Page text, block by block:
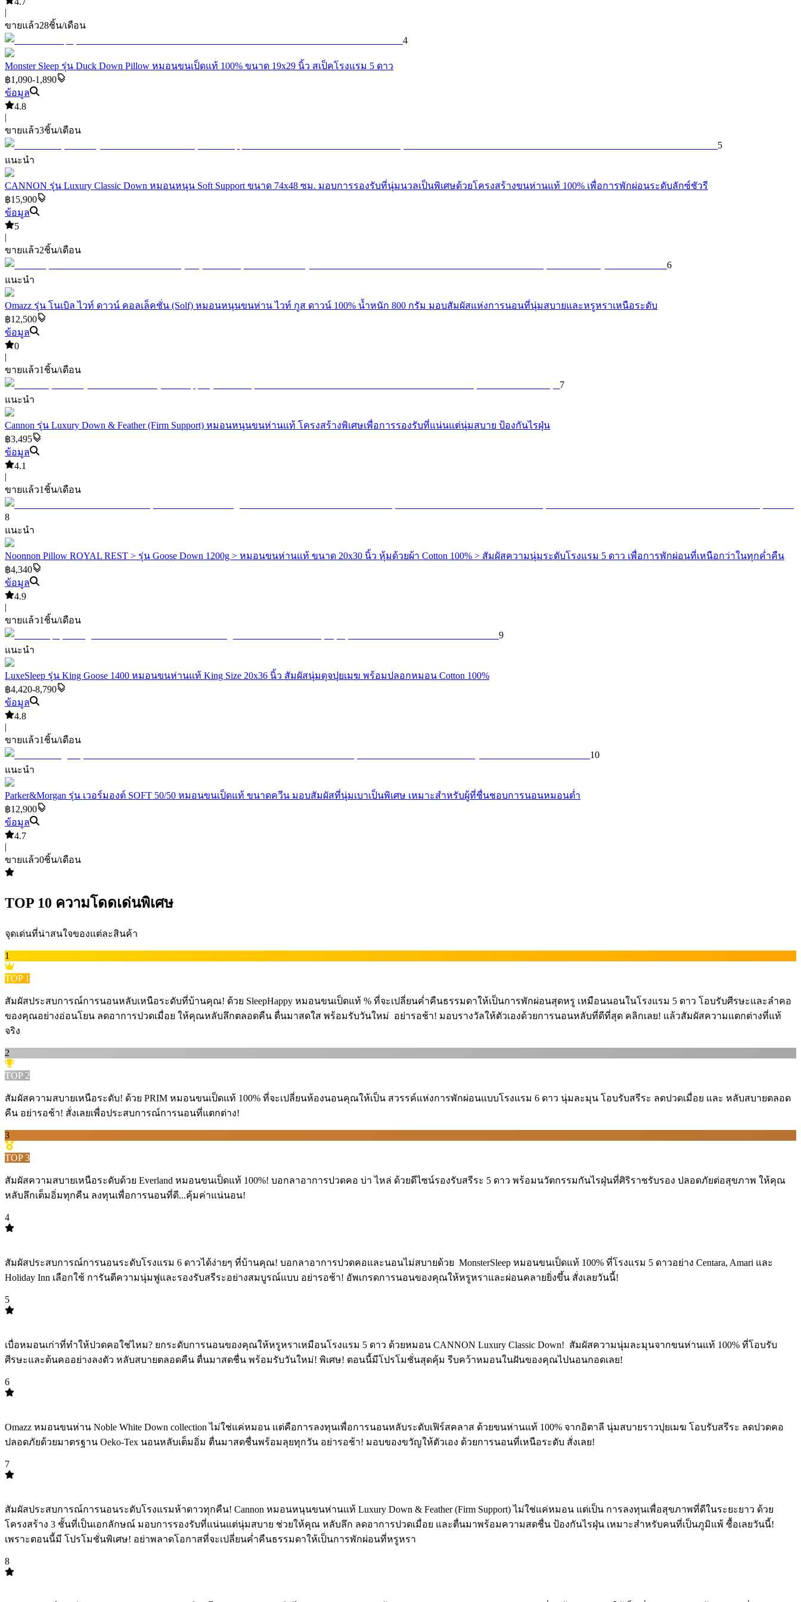
|
ขายแล้ว28ชิ้น/เดือน
4
Monster Sleep รุ่น Duck Down Pillow หมอนขนเป็ดแท้ 100% ขนาด 19x29 นิ้ว สเป็คโรงแรม 5 ดาว
฿1,090-1,890
ข้อมูล
4.8
|
ขายแล้ว3ชิ้น/เดือน
5
แนะนำ
CANNON รุ่น Luxury Classic Down หมอนหนุน Soft Support ขนาด 74x48 ซม. มอบการรองรับที่นุ่มนวลเป็นพิเศษด้วยโครงสร้างขนห่านแท้ 100% เพื่อการพักผ่อนระดับลักซ์ชัวรี
฿15,900
ข้อมูล
5
|
ขายแล้ว2ชิ้น/เดือน
6
แนะนำ
Omazz รุ่น โนเบิล ไวท์ ดาวน์ คอลเล็คชั่น (Solf) หมอนหนุนขนห่าน ไวท์ กูส ดาวน์ 100% น้ำหนัก 800 กรัม มอบสัมผัสแห่งการนอนที่นุ่มสบายและหรูหราเหนือระดับ
฿12,500
ข้อมูล
0
|
ขายแล้ว1 ชิ้น/เดือน
7
แนะนำ
Cannon รุ่น Luxury Down & Feather (Firm Support) หมอนหนุนขนห่านแท้ โครงสร้างพิเศษเพื่อการรองรับที่แน่นแต่นุ่มสบาย ป้องกันไรฝุ่น
฿3,495
ข้อมูล
4.1
|
ขายแล้ว1 ชิ้น/เดือน
8
แนะนำ
Noonnon Pillow ROYAL REST > รุ่น Goose Down 1200g > หมอนขนห่านแท้ ขนาด 20x30 นิ้ว หุ้มด้วยผ้า Cotton 100% > สัมผัสความนุ่มระดับโรงแรม 5 ดาว เพื่อการพักผ่อนที่เหนือกว่าในทุกค่ำคืน
฿4,340
ข้อมูล
4.9
|
ขายแล้ว1 ชิ้น/เดือน
9
แนะนำ
LuxeSleep รุ่น King Goose 1400 หมอนขนห่านแท้ King Size 20x36 นิ้ว สัมผัสนุ่มดุจปุยเมฆ พร้อมปลอกหมอน Cotton 100%
฿4,420-8,790
ข้อมูล
4.8
|
ขายแล้ว1 ชิ้น/เดือน
10
แนะนำ
Parker&Morgan รุ่น เวอร์มองต์ SOFT 50/50 หมอนขนเป็ดแท้ ขนาดควีน มอบสัมผัสที่นุ่มเบาเป็นพิเศษ เหมาะสำหรับผู้ที่ชื่นชอบการนอนหมอนต่ำ
฿12,900
ข้อมูล
4.7
|
ขายแล้ว0ชิ้น/เดือน
TOP 10 ความโดดเด่นพิเศษ
จุดเด่นที่น่าสนใจของแต่ละสินค้า
1
TOP 1
สัมผัสประสบการณ์การนอนหลับเหนือระดับที่บ้านคุณ! ด้วย SleepHappy หมอนขนเป็ดแท้ % ที่จะเปลี่ยนค่ำคืนธรรมดาให้เป็นการพักผ่อนสุดหรู เหมือนนอนในโรงแรม 5 ดาว โอบรับศีรษะและลำคอ
ของคุณอย่างอ่อนโยน ลดอาการปวดเมื่อย ให้คุณหลับลึกตลอดคืน ตื่นมาสดใส พร้อมรับวันใหม่ ️ อย่ารอช้า! มอบรางวัลให้ตัวเองด้วยการนอนหลับที่ดีที่สุด คลิกเลย! แล้วสัมผัสความแตกต่างที่แท้
จริง
2
TOP 2
สัมผัสความสบายเหนือระดับ! ด้วย PRIM หมอนขนเป็ดแท้ 100% ที่จะเปลี่ยนห้องนอนคุณให้เป็น สวรรค์แห่งการพักผ่อนแบบโรงแรม 6 ดาว นุ่มละมุน โอบรับสรีระ ลดปวดเมื่อย และ หลับสบายตลอด
คืน อย่ารอช้า! สั่งเลยเพื่อประสบการณ์การนอนที่แตกต่าง!
3
TOP3
สัมผัสความสบายเหนือระดับด้วย Everland หมอนขนเป็ดแท้ 100%! บอกลาอาการปวดคอ บ่า ไหล่ ด้วยดีไซน์รองรับสรีระ 5 ดาว พร้อมนวัตกรรมกันไรฝุ่น️ที่ศิริราชรับรอง ปลอดภัยต่อสุขภาพ ให้คุณ
หลับลึกเต็มอิ่มทุกคืน ลงทุนเพื่อการนอนที่ดี...คุ้มค่าแน่นอน!
4
สัมผัสประสบการณ์การนอนระดับโรงแรม 6 ดาวได้ง่ายๆ ที่บ้านคุณ! บอกลาอาการปวดคอและนอนไม่สบายด้วย ️ MonsterSleep หมอนขนเป็ดแท้ 100% ที่โรงแรม 5 ดาวอย่าง Centara, Amari และ
Holiday Inn เลือกใช้ การันตีความนุ่มฟูและรองรับสรีระอย่างสมบูรณ์แบบ อย่ารอช้า! อัพเกรดการนอนของคุณให้หรูหราและผ่อนคลายยิ่งขึ้น สั่งเลยวันนี้!
5
เบื่อหมอนเก่าที่ทำให้ปวดคอใช่ไหม? ยกระดับการนอนของคุณให้หรูหราเหมือนโรงแรม 5 ดาว ด้วยหมอน CANNON Luxury Classic Down! ️ สัมผัสความนุ่มละมุนจากขนห่านแท้ 100% ที่โอบรับ
ศีรษะและต้นคออย่างลงตัว หลับสบายตลอดคืน ตื่นมาสดชื่น พร้อมรับวันใหม่! พิเศษ! ตอนนี้มีโปรโมชั่นสุดคุ้ม รีบคว้าหมอนในฝันของคุณไปนอนกอดเลย!
6
Omazz หมอนขนห่าน Noble White Down collection ไม่ใช่แค่หมอน แต่คือการลงทุนเพื่อการนอนหลับระดับเฟิร์สคลาส ด้วยขนห่านแท้ 100% จากอิตาลี นุ่มสบายราวปุยเมฆ️ โอบรับสรีระ ลดปวดคอ
ปลอดภัยด้วยมาตรฐาน Oeko-Tex นอนหลับเต็มอิ่ม ตื่นมาสดชื่นพร้อมลุยทุกวัน อย่ารอช้า! มอบของขวัญให้ตัวเอง ด้วยการนอนที่เหนือระดับ สั่งเลย!
7
สัมผัสประสบการณ์การนอนระดับโรงแรมห้าดาวทุกคืน! Cannon หมอนหนุนขนห่านแท้ Luxury Down & Feather (Firm Support) ไม่ใช่แค่หมอน แต่เป็น การลงทุนเพื่อสุขภาพที่ดีในระยะยาว ด้วย
โครงสร้าง 3 ชั้นที่เป็นเอกลักษณ์ มอบการรองรับที่แน่นแต่นุ่มสบาย ช่วยให้คุณ หลับลึก ลดอาการปวดเมื่อย และตื่นมาพร้อมความสดชื่น ป้องกันไรฝุ่น เหมาะสำหรับคนที่เป็นภูมิแพ้ ซื้อเลยวันนี้!
เพราะตอนนี้มี โปรโมชั่นพิเศษ! อย่าพลาดโอกาสที่จะเปลี่ยนค่ำคืนธรรมดาให้เป็นการพักผ่อนที่หรูหรา
8